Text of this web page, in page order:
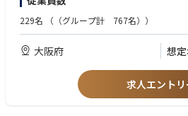
■組織構成
・データ分析チーム
た経験
・企画構想と遂行力
行できた経験
・行政文書（説明資料・答弁書・公表資料
・医療経営士の資格取得
229名 （（グループ計 767名））
大阪府 想
求人エントリ